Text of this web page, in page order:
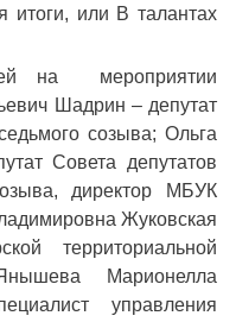
итоги, или В талантах
на мероприятии
Шадрин – депутат
созыва; Ольга
Совета депутатов
директор МБУК
Жуковская
территориальной
Марионелла
управления